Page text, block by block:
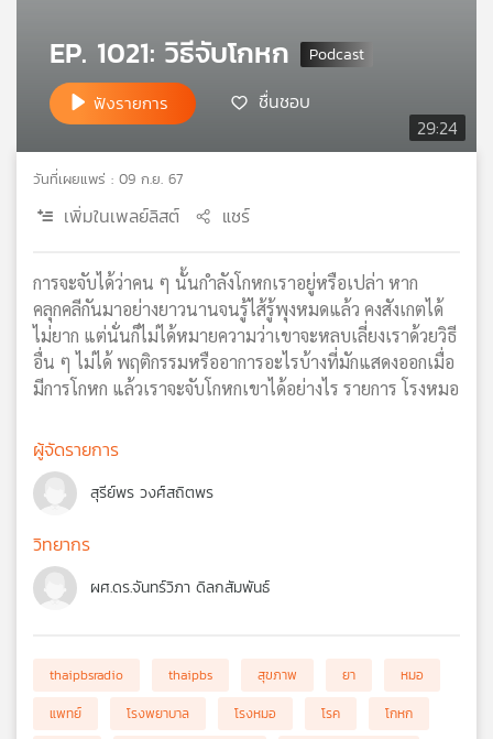
แผนที่
ข่าย
29:24
EP. 1021: วิธีจับโกหก
ฟังรายการ ชื่นชอบ
วันที่เผยแพร่ : 09 ก.ย. 67
เพิ่มในเพลย์ลิสต์ แชร์
การจะจับได้ว่าคน ๆ นั้นกำลังโกหกเราอยู่หรือเปล่า หาก
คลุกคลีกันมาอย่างยาวนานจนรู้ไส้รู้พุงหมดแล้ว คงสังเกตได้
ไม่ยาก แต่นั่นก็ไม่ได้หมายความว่าเขาจะหลบเลี่ยงเราด้วยวิธี
อื่น ๆ ไม่ได้ พฤติกรรมหรืออาการอะไรบ้างที่มักแสดงออกเมื่อ
มีการโกหก แล้วเราจะจับโกหกเขาได้อย่างไร รายการ โรงหมอ
ผู้จัดรายการ
สุรีย์พร วงศ์สถิตพร
วิทยากร
ผศ.ดร.จันทร์วิภา ดิลกสัมพันธ์
thaipbsradio thaipbs สุขภาพ ยา
หมอ
แพทย์
โรงพยาบาล โรงหมอ โรค
โกหก